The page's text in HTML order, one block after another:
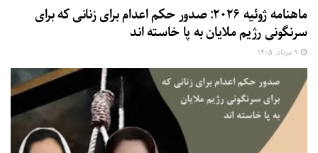
ماهنامه ژوئیه ۲۰۲۶: صدور حکم اعدام برای زنانی که برای
سرنگونی رژیم ملایان به پا خاسته اند